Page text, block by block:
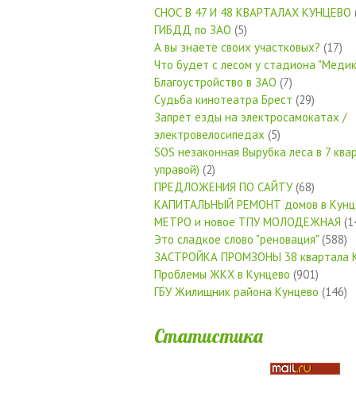
СНОС В 47 И 48 КВАРТАЛАХ КУНЦЕВО
ГИБДД по ЗАО (5)
А вы знаете своих участковых? (17)
Что будет с лесом у стадиона
Благоустройство в ЗАО (7)
Судьба кинотеатра Брест (29)
Запрет езды на электросамокатах /
электровелосипедах (5)
SOS незаконная Вырубка леса в 7
управой) (2)
ПРЕДЛОЖЕНИЯ ПО САЙТУ(68)
КАПИТАЛЬНЫЙ РЕМОНТ домов в
МЕТРО и новое ТПУ МОЛОДЕЖНАЯ
Это сладкое слово "реновация" (588)
ЗАСТРОЙКА ПРОМЗОНЫ 38 квартала
Проблемы ЖКХ в Кунцево (901)
ГБУ Жилищник района Кунцево (146)
Статистика